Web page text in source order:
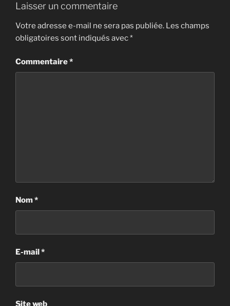
Laisser un commentaire
Votre adresse e-mail ne sera pas publiée. Les champs
obligatoires sont indiqués avec*
Commentaire*
Nom*
E-mail*
Site web